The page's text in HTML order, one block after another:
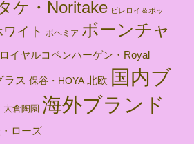
ケ・Noritake ビレロイ＆ボッ
ワイト ボヘミア ボーンチャ
ロイヤルコペンハーゲン・Royal
ラス 保谷・HOYA 北欧 国内ブ
大倉陶園 海外ブランド
ローズ